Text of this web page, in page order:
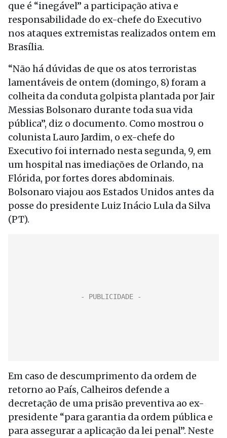
que é “inegável” a participação ativa e
responsabilidade do ex-chefe do Executivo
nos ataques extremistas realizados ontem em
Brasília.
“Não há dúvidas de que os atos terroristas
lamentáveis de ontem (domingo, 8) foram a
colheita da conduta golpista plantada por Jair
Messias Bolsonaro durante toda sua vida
pública”, diz o documento. Como mostrou o
colunista Lauro Jardim, o ex-chefe do
Executivo foi internado nesta segunda, 9, em
um hospital nas imediações de Orlando, na
Flórida, por fortes dores abdominais.
Bolsonaro viajou aos Estados Unidos antes da
posse do presidente Luiz Inácio Lula da Silva
(PT).
Em caso de descumprimento da ordem de
retorno ao País, Calheiros defende a
decretação de uma prisão preventiva ao ex-
presidente “para garantia da ordem pública e
para assegurar a aplicação da lei penal”. Neste